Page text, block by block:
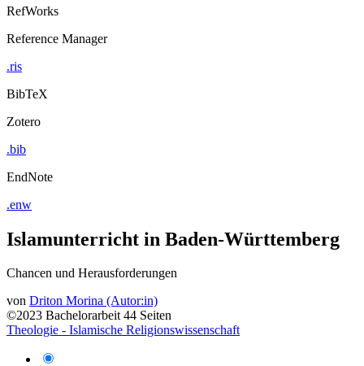
RefWorks
Reference Manager
.ris
BibTeX
Zotero
.bib
EndNote
.enw
Islamunterricht in Baden-Württemberg
Chancen und Herausforderungen
von Driton Morina (Autor:in)
©2023 Bachelorarbeit 44 Seiten
Theologie - Islamische Religionswissenschaft